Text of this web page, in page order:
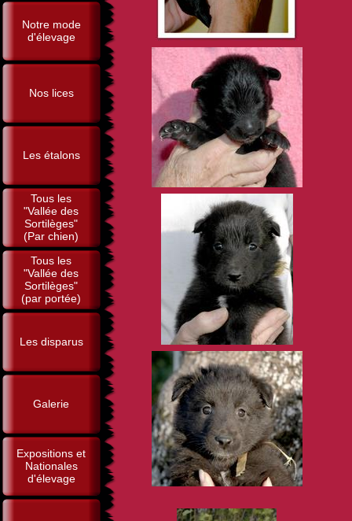
Notre mode
d'élevage
Nos lices
Les étalons
Tous les
"Vallée des
Sortilèges"
(Par chien)
Tous les
"Vallée des
Sortilèges"
(par portée)
Les disparus
Galerie
Expositions et
Nationales
d'élevage